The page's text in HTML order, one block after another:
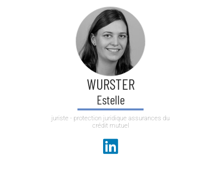
WURSTER
Estelle
juriste - protection juridique assurances du
crédit mutuel